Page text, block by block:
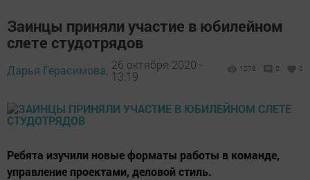
Заинцы приняли участие в юбилейном
слете студотрядов
Дарья Герасимова, 26 октября 2020 -
13:19
1276 0 0
Ребята изучили новые форматы работы в команде,
управление проектами, деловой стиль.